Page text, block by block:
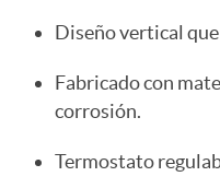
Diseño vertical
Fabricado con
corrosión.
Termostato